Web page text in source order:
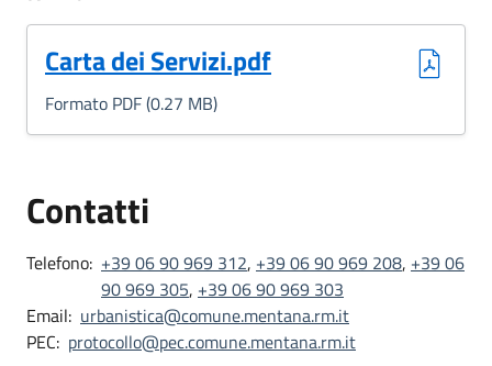
Carta dei Servizi.pdf
(Formato PDF, 0.27 MB)
Formato PDF (0.27 MB)
Contatti
Telefono: +39 06 90 969 312, +39 06 90 969 208, +39 06
90 969 305, +39 06 90 969 303
Email: urbanistica@comune.mentana.rm.it
PEC: protocollo@pec.comune.mentana.rm.it